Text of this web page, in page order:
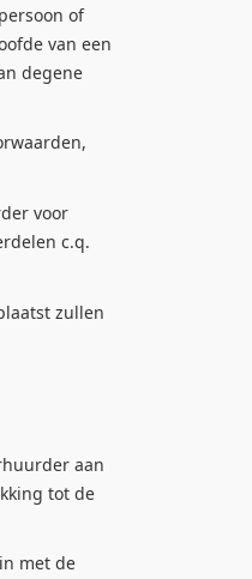
of
van een
degene
voor
c.q.
zullen
aan
tot de
met de